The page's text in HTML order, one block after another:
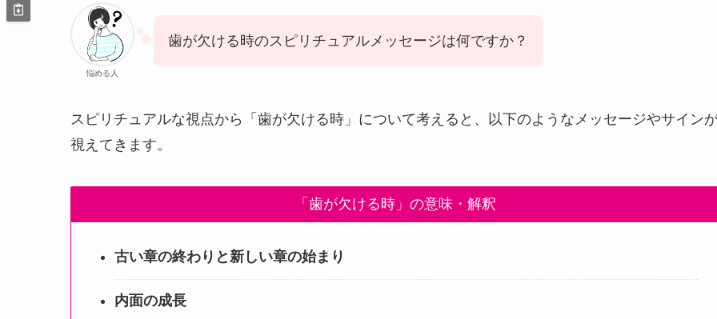
悩める人
歯が欠ける時のスピリチュアルメッセージは何ですか？
スピリチュアルな視点から「歯が欠ける時」について考えると、以下のようなメッセージやサイン
視えてきます。
「歯が欠ける時」の意味・解釈
古い章の終わりと新しい章の始まり
内面の成長